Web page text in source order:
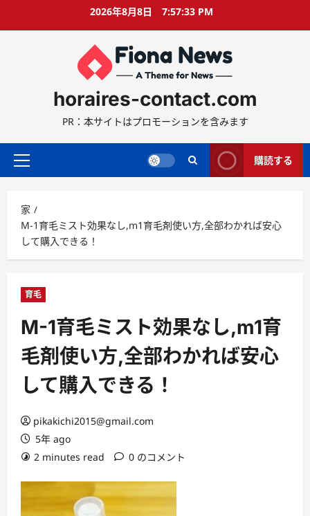
2026年8月8日 7:57:34 PM
horaires-contact.com
PR：本サイトはプロモーションを含みます
プ
マ
リ
ー
メ
ュ
購読する
家
M-1育毛ミスト効果なし,m1育毛剤使い方,全部わかれば安心
して購入できる！
育毛
M-1育毛ミスト効果なし,m1育
毛剤使い方,全部わかれば安心
して購入できる！
pikakichi2015@gmail.com
5年 ago
2 minutes read
0 のコメント